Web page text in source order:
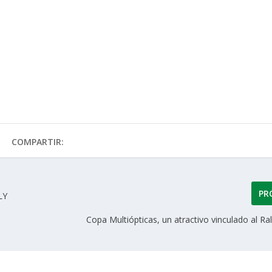
COMPARTIR:
Copa Multiópticas, un atractivo vinculado al